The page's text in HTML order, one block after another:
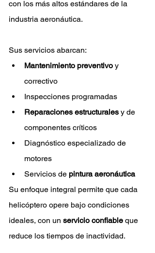
con los más altos estándares de la
industria aeronáutica.
Sus servicios abarcan:
Mantenimiento preventivo y
correctivo
Inspecciones programadas
Reparaciones estructurales y de
componentes críticos
Diagnóstico especializado de
motores
Servicios de pintura aeronáutica
Su enfoque integral permite que cada
helicóptero opere bajo condiciones
ideales, con un servicio confiable que
reduce los tiempos de inactividad.